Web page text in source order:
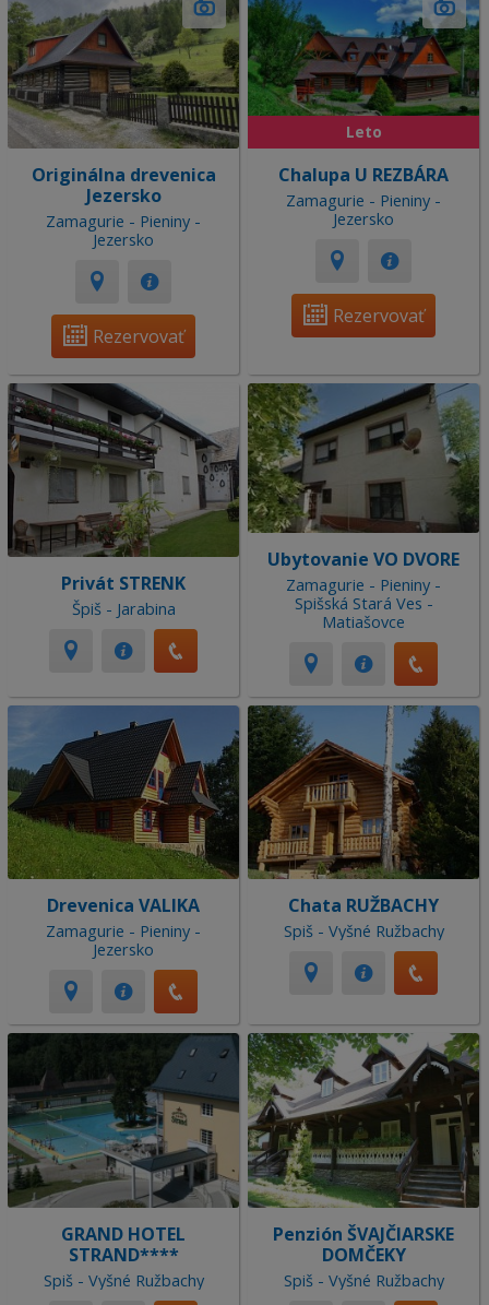
Originálna drevenica
Jezersko
Zamagurie - Pieniny -
Jezersko
Rezervovať
Leto
Chalupa U REZBÁRA
Zamagurie - Pieniny -
Jezersko
Rezervovať
Privát STRENK
Špiš - Jarabina
Ubytovanie VO DVORE
Zamagurie - Pieniny -
Spišská Stará Ves -
Matiašovce
Drevenica VALIKA
Zamagurie - Pieniny -
Jezersko
Chata RUŽBACHY
Spiš - Vyšné Ružbachy
GRAND HOTEL
STRAND****
Spiš - Vyšné Ružbachy
Penzión ŠVAJČIARSKE
DOMČEKY
Spiš - Vyšné Ružbachy